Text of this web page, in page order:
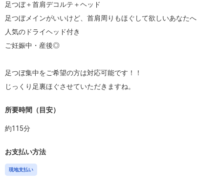
足つぼ＋首肩デコルテ＋ヘッド
足つぼメインがいいけど、首肩周りもほぐして欲しいあなたへ
人気のドライヘッド付き
ご妊娠中・産後◎
足つぼ集中をご希望の方は対応可能です！！
じっくり足裏ほぐさせていただきますね。
所要時間（目安）
約115分
お支払い方法
現地支払い